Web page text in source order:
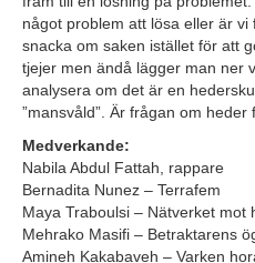
något problem att lösa eller är
snacka om saken istället för att
tjejer men ändå lägger man ner
analysera om det är en
”mansvåld”. Är frågan om
Medverkande:
Nabila Abdul Fattah, rappare
Bernadita Nunez – Terrafem
Maya Traboulsi – Nätverket mot
Mehrako Masifi – Betraktarens
Amineh Kakabaveh – Varken